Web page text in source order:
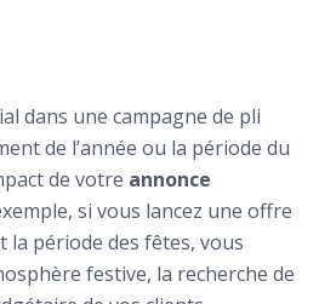
dans une campagne de pli
de l’année ou la période du
de votre annonce
si vous lancez une offre
la période des fêtes, vous
festive, la recherche de